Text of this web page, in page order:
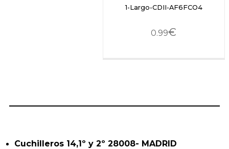
1-Largo-CDII-AF6FCO4
0.99€
Cuchilleros 14,1º y 2º 28008- MADRID